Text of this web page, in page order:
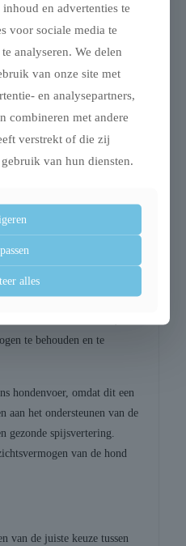
variërende vormen en
en alfa-caroteen.
voedingsvezels die
het immuunsysteem en
antioxidant (vitamine C)
van vitale
te behouden en te
hondenvoer, omdat dit een
aan het ondersteunen van de
gezonde spijsvertering.
van de hond
van de juiste keuze tussen
en advertenties te
voor sociale media te
analyseren. We delen
van onze site met
en analysepartners,
combineren met andere
verstrekt of die zij
van hun diensten.
alles